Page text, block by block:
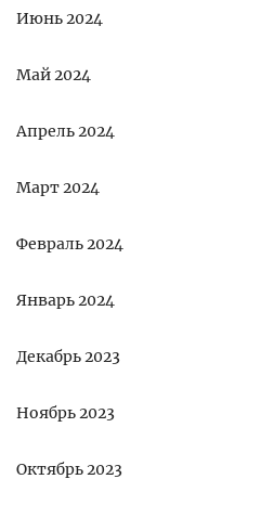
Июнь 2024
Май 2024
Апрель 2024
Март 2024
Февраль 2024
Январь 2024
Декабрь 2023
Ноябрь 2023
Октябрь 2023